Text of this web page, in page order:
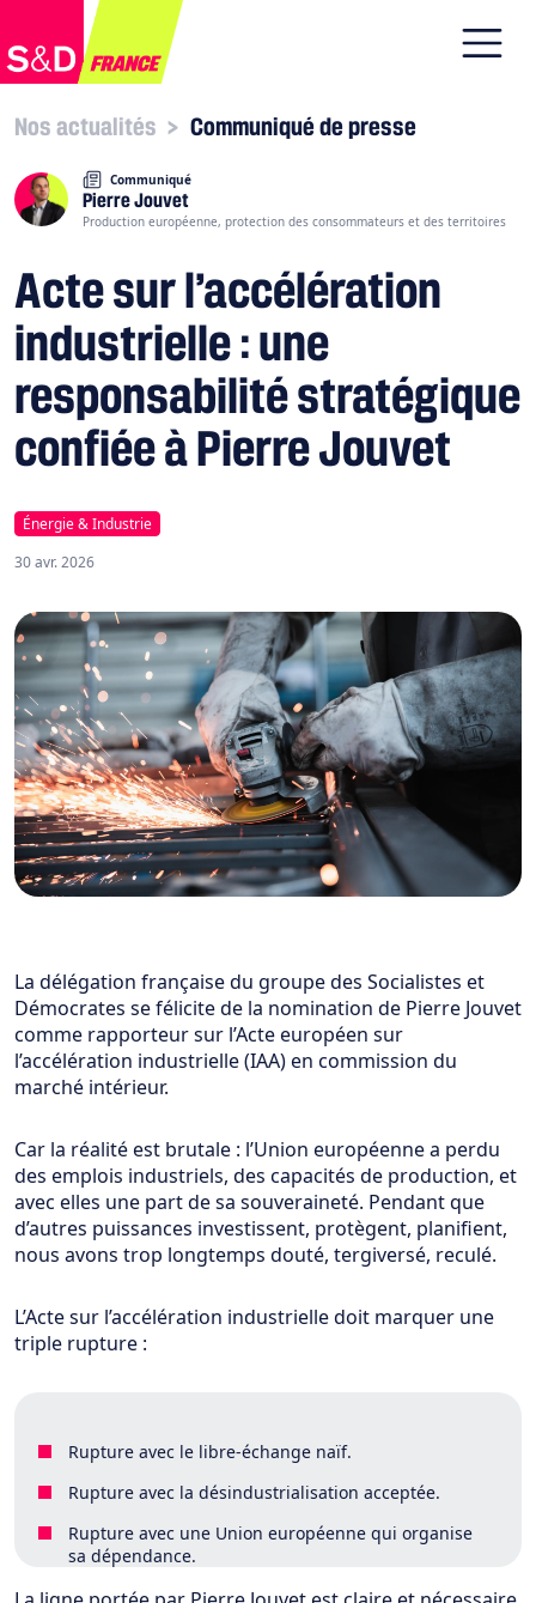
Nos actualités > Communiqué de presse
Communiqué
Pierre Jouvet
Production européenne, protection des consommateurs et des territoires
Acte sur l’accélération
industrielle : une
responsabilité stratégique
confiée à Pierre Jouvet
Énergie & Industrie
30 avr. 2026
La délégation française du groupe des Socialistes et
Démocrates se félicite de la nomination de Pierre Jouvet
comme rapporteur sur l’Acte européen sur
l’accélération industrielle (IAA) en commission du
marché intérieur.
Car la réalité est brutale : l’Union européenne a perdu
des emplois industriels, des capacités de production, et
avec elles une part de sa souveraineté. Pendant que
d’autres puissances investissent, protègent, planifient,
nous avons trop longtemps douté, tergiversé, reculé.
L’Acte sur l’accélération industrielle doit marquer une
triple rupture :
Rupture avec le libre-échange naïf.
Rupture avec la désindustrialisation acceptée.
Rupture avec une Union européenne qui organise
sa dépendance.